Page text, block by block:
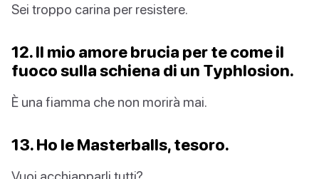
Sei troppo carina per resistere.
12. Il mio amore brucia per te come il
fuoco sulla schiena di un Typhlosion.
È una fiamma che non morirà mai.
13. Ho le Masterballs, tesoro.